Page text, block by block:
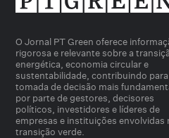
O Jornal PT Green oferece
rigorosa e relevante sobre a
energética, economia circular e
sustentabilidade, contribuindo
tomada de decisão mais
por parte de gestores, decisores
políticos, investidores e líderes de
empresas e instituições envolvidas
transição verde.